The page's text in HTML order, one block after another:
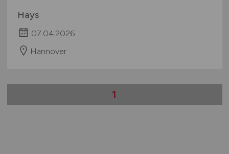
Hays
07.04.2026
Hannover
1